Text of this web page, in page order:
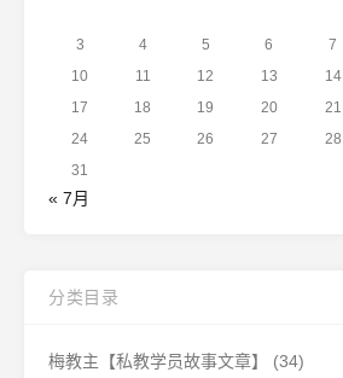
3
4 5 6 7
10
11 12 13 14
17
18 19 20 21
24
25 26 27 28
31
« 7月
分类目录
梅教主【私教学员故事文章】
(34)